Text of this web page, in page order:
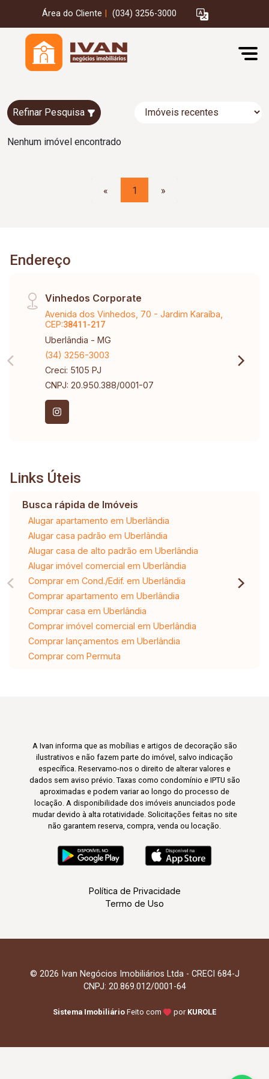
Área do Cliente (034) 3256-3000
Refinar Pesquisa
Nenhum imóvel encontrado
« 1 »
Endereço
Vinhedos Corporate
Avenida dos Vinhedos, 70 - Jardim Karaíba,
CEP:38411-217
Uberlândia - MG
(34) 3256-3003
Creci: 5105 PJ
CNPJ: 20.950.388/0001-07
Links Úteis
Busca rápida de Imóveis
Alugar apartamento em Uberlândia
Alugar casa padrão em Uberlândia
Alugar casa de alto padrão em Uberlândia
Alugar imóvel comercial em Uberlândia
Comprar em Cond./Edif. em Uberlândia
Comprar apartamento em Uberlândia
Comprar casa em Uberlândia
Comprar imóvel comercial em Uberlândia
Comprar lançamentos em Uberlândia
Comprar com Permuta
A Ivan informa que as mobílias e artigos de decoração são
ilustrativos e não fazem parte do imóvel, salvo indicação
específica. Reservamo-nos o direito de alterar valores e
dados sem aviso prévio. Taxas como condomínio e IPTU são
aproximadas e podem variar ao longo do processo de
locação. A disponibilidade dos imóveis anunciados pode
mudar devido à alta rotatividade. Solicitações feitas no site
não garantem reserva, compra, venda ou locação.
Política de Privacidade
Termo de Uso
© 2026 Ivan Negócios Imobiliários Ltda - CRECI 684-J
CNPJ: 20.869.012/0001-64
Sistema Imobiliário Feito com por KUROLE